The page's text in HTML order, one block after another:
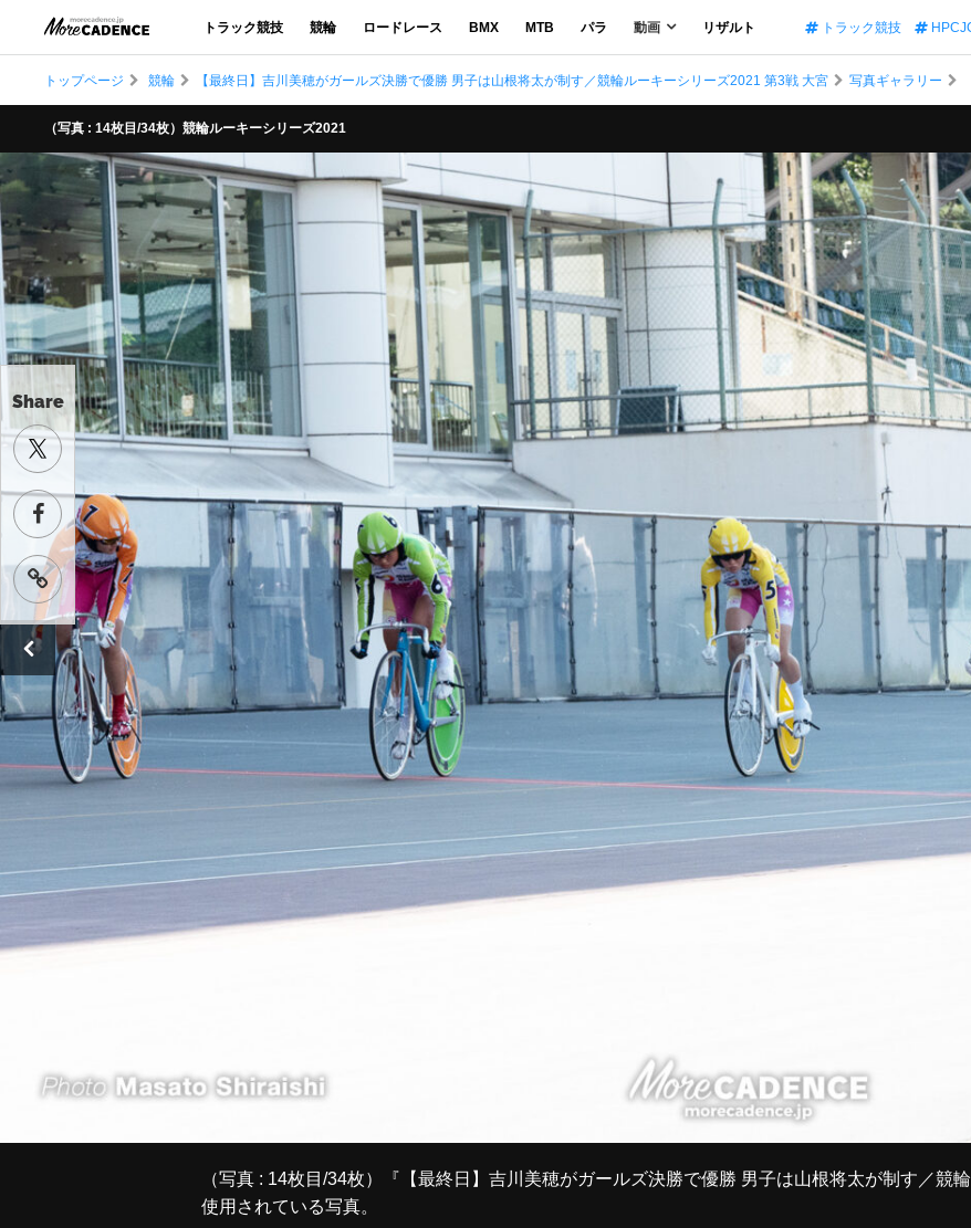
トラック競技 競輪 ロードレース BMX MTB パラ 動画 リザルト トラック競技
Share
トップページ 競輪 【最終日】吉川美穂がガールズ決勝で優勝 男子は山根将太が制す／競輪ルーキーシリーズ2021 第3戦 大宮 写真ギャラリー
（写真 : 14枚目/34枚）競輪ルーキーシリーズ2021
（写真 : 14枚目/34枚）『【最終日】吉川美穂がガールズ決勝で優勝 男子は山根将太が制す／競
使用されている写真。